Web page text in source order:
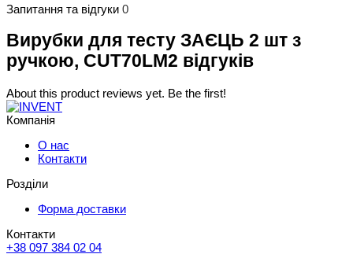
Запитання та відгуки 0
Вирубки для тесту ЗАЄЦЬ 2 шт з
ручкою, CUT70LM2 відгуків
About this product reviews yet. Be the first!
Компанія
О нас
Контакти
Розділи
Форма доставки
Контакти
+38 097 384 02 04